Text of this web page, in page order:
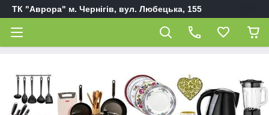
ТК "Аврора" м. Чернігів, вул. Любецька, 155